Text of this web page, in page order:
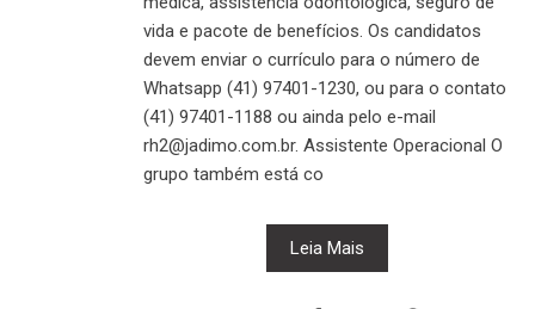
vida e pacote de benefícios. Os candidatos
devem enviar o currículo para o número de
Whatsapp (41) 97401-1230, ou para o contato
(41) 97401-1188 ou ainda pelo e-mail
rh2@jadimo.com.br. Assistente Operacional O
grupo também está co
Leia Mais